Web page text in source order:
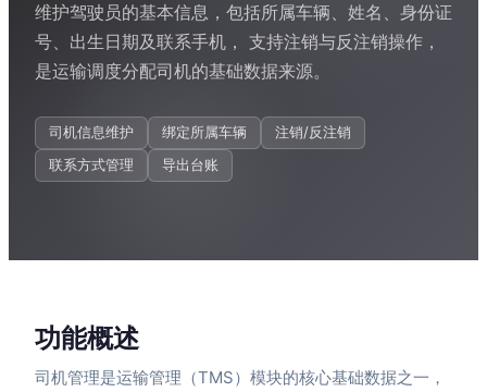
维护驾驶员的基本信息，包括所属车辆、姓名、身份证
号、出生日期及联系手机， 支持注销与反注销操作，
是运输调度分配司机的基础数据来源。
司机信息维护 绑定所属车辆
注销/反注销
联系方式管理
导出台账
功能概述
司机管理是运输管理（TMS）模块的核心基础数据之一，